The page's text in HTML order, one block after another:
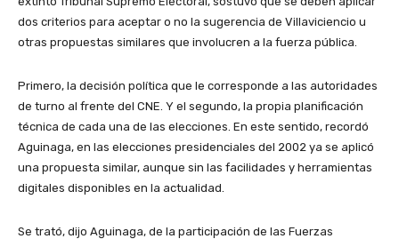
dos criterios para aceptar o no la sugerencia de Villaviciencio u
otras propuestas similares que involucren a la fuerza pública.
Primero, la decisión política que le corresponde a las autoridades
de turno al frente del CNE. Y el segundo, la propia planificación
técnica de cada una de las elecciones. En este sentido, recordó
Aguinaga, en las elecciones presidenciales del 2002 ya se aplicó
una propuesta similar, aunque sin las facilidades y herramientas
digitales disponibles en la actualidad.
Se trató, dijo Aguinaga, de la participación de las Fuerzas